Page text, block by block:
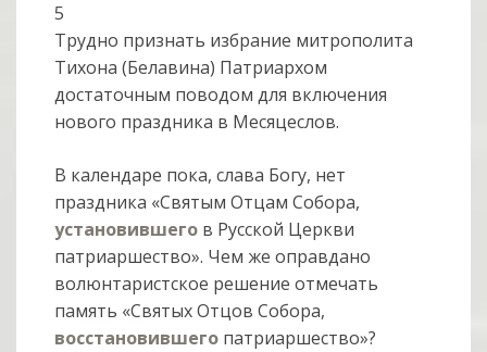
5
Трудно признать избрание митрополита
Тихона (Белавина) Патриархом
достаточным поводом для включения
нового праздника в Месяцеслов.
В календаре пока, слава Богу, нет
праздника «Святым Отцам Собора,
установившего в Русской Церкви
патриаршество». Чем же оправдано
волюнтаристское решение отмечать
память «Святых Отцов Собора,
восстановившего патриаршество»?